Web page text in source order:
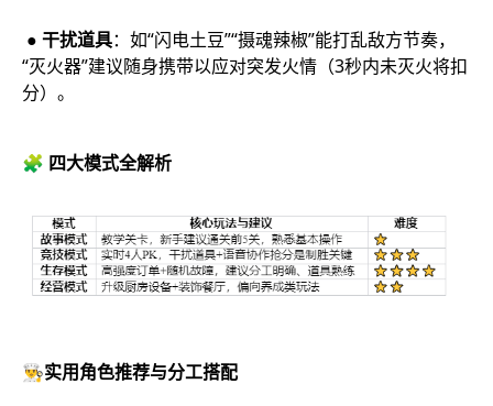
● 干扰道具：如“闪电土豆”“摄魂辣椒”能打乱敌方节奏，
“灭火器”建议随身携带以应对突发火情（3秒内未灭火将扣
分）。
🧩 四大模式全解析
👨‍🍳实用角色推荐与分工搭配